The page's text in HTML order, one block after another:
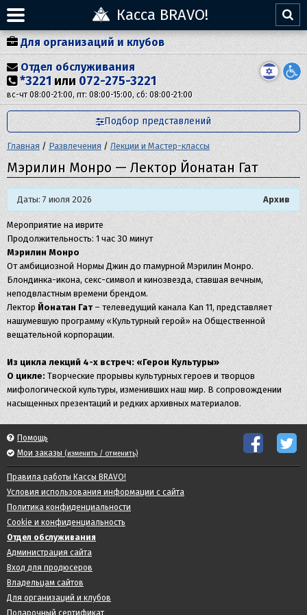
Касса BRAVO!
Для организаций и клубов
Отдел обслуживания
*3221 или 072-275-3221
вс-чт 08:00-21:00, пт: 08:00-15:00, сб: 08:00-21:00
Подбор представлений
Главная / Развлечения / Лекции и Мастер-классы
Мэрилин Монро — Лектор Йонатан Гат
Архив
Даты: 7 июля 2026
Мероприятие на иврите
Продолжительность: 1 час 30 минут
Мэрилин Монро
От амбициозной Нормы Джин до гламурной Мэрилин Монро.
Блондинка-икона, секс-символ и кинозвезда, ставшая вечным,
неподвластным времени брендом.
Лектор Йонатан Гат– телеведущий канала Kan 11, представляет
нашумевшую программу «Культурный герой» на Общественной
вещательной корпорации.
Из цикла лекций 4-x встреч: «Герои Культуры»
О циклe: Творческие прорывы культурных героев и творцов
мифологической культуры, изменивших наш мир. В сопровождении
насыщенных презентаций и редких архивных материалов.
Помощь
Мои заказы (изменить / отменить)
Правила работы Кассы BRAVO!
Условия использования информации с сайта
Политика конфиденциальности
Cookie и конфиденциальность
Отдел обслуживания
Администрация сайта
Вход для продюсеров
Владельцам сайтов
Для организаций и клубов
Подарочный сертификат